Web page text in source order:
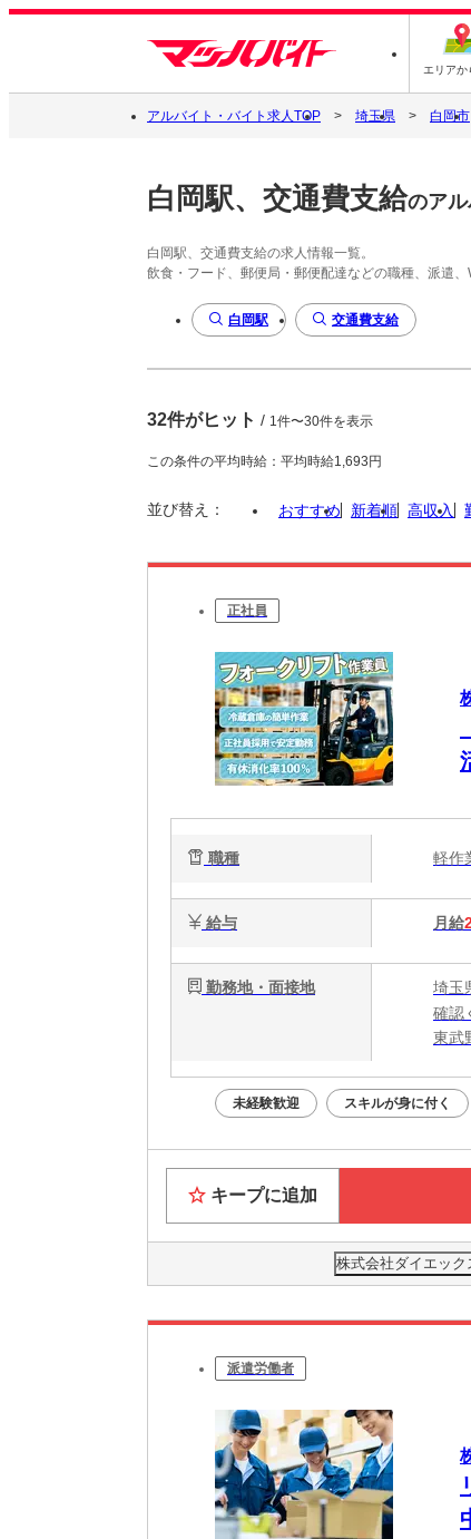
エリアか
アルバイト・バイト求人TOP 埼玉県 白岡市
白岡駅、交通費支給のア
白岡駅、交通費支給の求人情報一覧。
飲食・フード、郵便局・郵便配達などの職種、派遣
白岡駅 交通費支給
32件がヒット / 1件〜30件を表示
この条件の平均時給：平均時給1,693円
並び替え： おすすめ 新着順 高収入
正社員
職種 軽作
給与 月給
勤務地・面接地
埼玉
確認
東武
未経験歓迎 スキルが身に付く
キープに追加
株式会社ダイエッ
派遣労働者